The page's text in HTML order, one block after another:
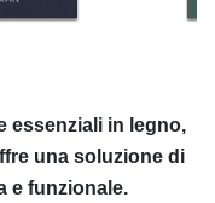
essenziali in legno,
una soluzione di
e funzionale.